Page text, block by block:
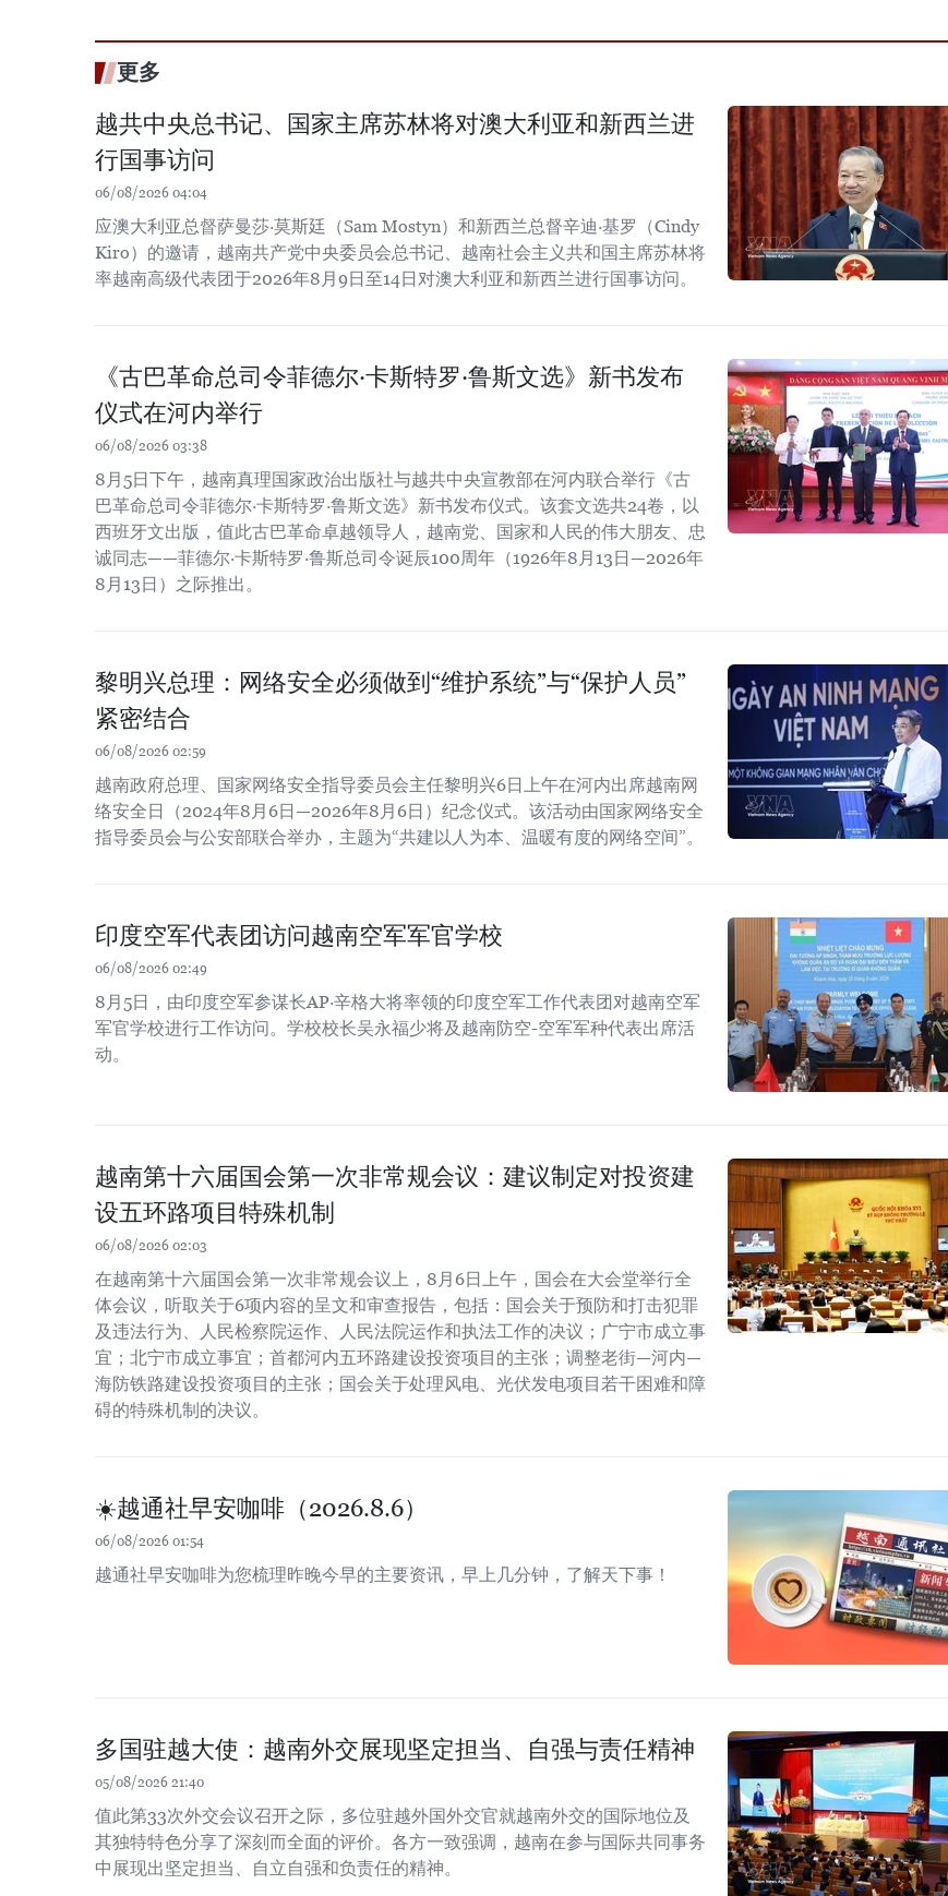
更多
越共中央总书记、国家主席苏林将对澳大利亚和新西兰进
行国事访问
06/08/2026 04:04
应澳大利亚总督萨曼莎·莫斯廷（Sam Mostyn）和新西兰总督辛迪·基罗（Cindy
Kiro）的邀请，越南共产党中央委员会总书记、越南社会主义共和国主席苏林将
率越南高级代表团于2026年8月9日至14日对澳大利亚和新西兰进行国事访问。
《古巴革命总司令菲德尔·卡斯特罗·鲁斯文选》新书发布
仪式在河内举行
06/08/2026 03:38
8月5日下午，越南真理国家政治出版社与越共中央宣教部在河内联合举行《古
巴革命总司令菲德尔·卡斯特罗·鲁斯文选》新书发布仪式。该套文选共24卷，以
西班牙文出版，值此古巴革命卓越领导人，越南党、国家和人民的伟大朋友、忠
诚同志——菲德尔·卡斯特罗·鲁斯总司令诞辰100周年（1926年8月13日—2026年
8月13日）之际推出。
黎明兴总理：网络安全必须做到“维护系统”与“保护人员”
紧密结合
06/08/2026 02:59
越南政府总理、国家网络安全指导委员会主任黎明兴6日上午在河内出席越南网
络安全日（2024年8月6日—2026年8月6日）纪念仪式。该活动由国家网络安全
指导委员会与公安部联合举办，主题为“共建以人为本、温暖有度的网络空间”。
印度空军代表团访问越南空军军官学校
06/08/2026 02:49
8月5日，由印度空军参谋长AP·辛格大将率领的印度空军工作代表团对越南空军
军官学校进行工作访问。学校校长吴永福少将及越南防空-空军军种代表出席活
动。
越南第十六届国会第一次非常规会议：建议制定对投资建
设五环路项目特殊机制
06/08/2026 02:03
在越南第十六届国会第一次非常规会议上，8月6日上午，国会在大会堂举行全
体会议，听取关于6项内容的呈文和审查报告，包括：国会关于预防和打击犯罪
及违法行为、人民检察院运作、人民法院运作和执法工作的决议；广宁市成立事
宜；北宁市成立事宜；首都河内五环路建设投资项目的主张；调整老街—河内—
海防铁路建设投资项目的主张；国会关于处理风电、光伏发电项目若干困难和障
碍的特殊机制的决议。
☀️越通社早安咖啡（2026.8.6）
06/08/2026 01:54
越通社早安咖啡为您梳理昨晚今早的主要资讯，早上几分钟，了解天下事！
多国驻越大使：越南外交展现坚定担当、自强与责任精神
05/08/2026 21:40
值此第33次外交会议召开之际，多位驻越外国外交官就越南外交的国际地位及
其独特特色分享了深刻而全面的评价。各方一致强调，越南在参与国际共同事务
中展现出坚定担当、自立自强和负责任的精神。